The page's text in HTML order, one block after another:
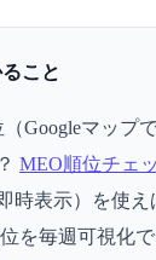
こと
Googleマップ
MEO順位チェ
時表示）を使
を毎週可視化